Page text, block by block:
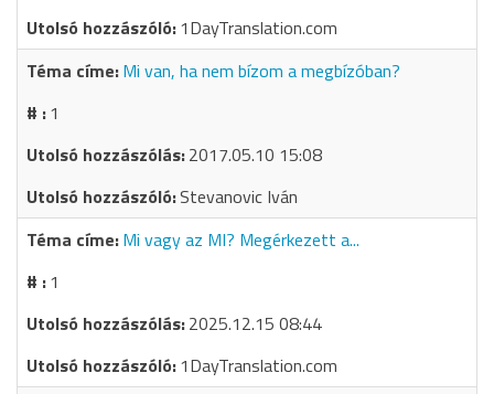
1DayTranslation.com
Mi van, ha nem bízom a megbízóban?
1
2017.05.10 15:08
Stevanovic Iván
Mi vagy az MI? Megérkezett a...
1
2025.12.15 08:44
1DayTranslation.com